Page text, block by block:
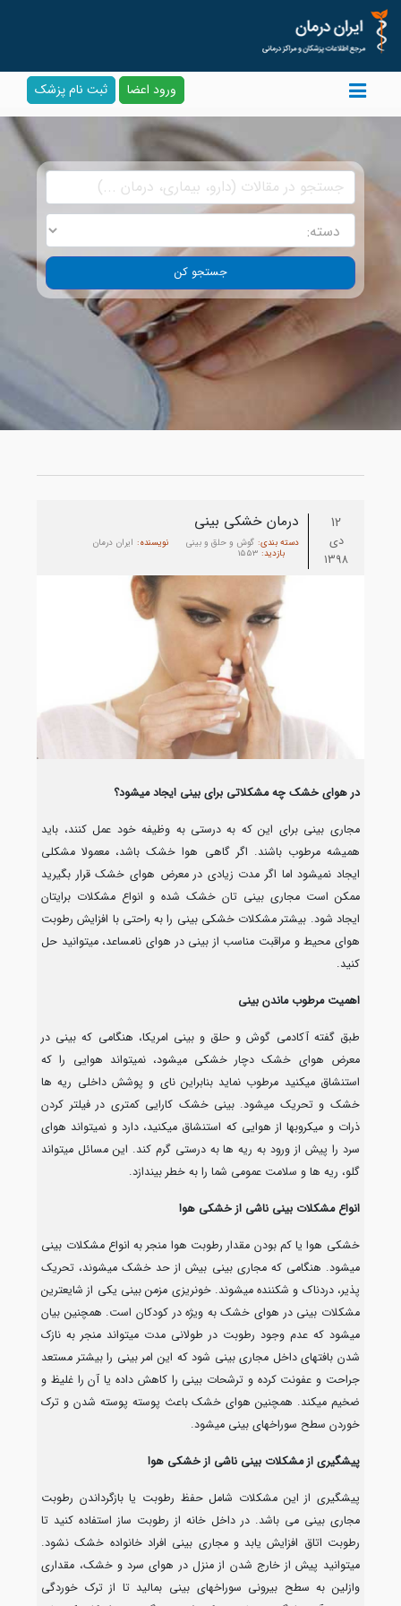
ورود اعضا ثبت نام پزشک
جستجو کن
12
دی
1398
درمان خشکی بینی
دسته بندی: گوش و حلق و بینی نویسنده: ایران درمان
بازدید: 1553
در هوای خشک چه مشکلاتی برای بینی ایجاد میشود؟
مجاری بینی برای این که به درستی به وظیفه خود عمل کنند، باید
همیشه مرطوب باشند. اگر گاهی هوا خشک باشد، معمولا مشکلی
ایجاد نمیشود اما اگر مدت زیادی در معرض هوای خشک قرار بگیرید
ممکن است مجاری بینی تان خشک شده و انواع مشکلات برایتان
ایجاد شود. بیشتر مشکلات خشکی بینی را به راحتی با افزایش رطوبت
هوای محیط و مراقبت مناسب از بینی در هوای نامساعد، میتوانید حل
کنید.
اهمیت مرطوب ماندن بینی
طبق گفته آکادمی گوش و حلق و بینی امریکا، هنگامی که بینی در
معرض هوای خشک دچار خشکی میشود، نمیتواند هوایی را که
استنشاق میکنید مرطوب نماید بنابراین نای و پوشش داخلی ریه ها
خشک و تحریک میشود. بینی خشک کارایی کمتری در فیلتر کردن
ذرات و میکروبها از هوایی که استنشاق میکنید، دارد و نمیتواند هوای
سرد را پیش از ورود به ریه ها به درستی گرم کند. این مسائل میتواند
گلو، ریه ها و سلامت عمومی شما را به خطر بیندازد.
انواع مشکلات بینی ناشی از خشکی هوا
خشکی هوا یا کم بودن مقدار رطوبت هوا منجر به انواع مشکلات بینی
میشود. هنگامی که مجاری بینی بیش از حد خشک میشوند، تحریک
پذیر، دردناک و شکننده میشوند. خونریزی مزمن بینی یکی از شایعترین
مشکلات بینی در هوای خشک به ویژه در کودکان است. همچنین بیان
میشود که عدم وجود رطوبت در طولانی مدت میتواند منجر به نازک
شدن بافتهای داخل مجاری بینی شود که این امر بینی را بیشتر مستعد
جراحت و عفونت کرده و ترشحات بینی را کاهش داده یا آن را غلیظ و
ضخیم میکند. همچنین هوای خشک باعث پوسته پوسته شدن و ترک
خوردن سطح سوراخهای بینی میشود.
پیشگیری از مشکلات بینی ناشی از خشکی هوا
پیشگیری از این مشکلات شامل حفظ رطوبت یا بازگرداندن رطوبت
مجاری بینی می باشد. در داخل خانه از رطوبت ساز استفاده کنید تا
رطوبت اتاق افزایش یابد و مجاری بینی افراد خانواده خشک نشود.
میتوانید پیش از خارج شدن از منزل در هوای سرد و خشک، مقداری
وازلین به سطح بیرونی سوراخهای بینی بمالید تا از ترک خوردگی